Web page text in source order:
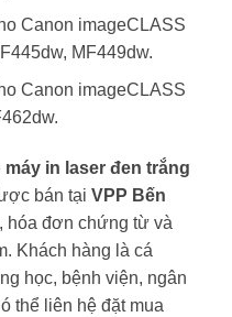
Canon imageCLASS
MF449dw.
Canon imageCLASS
in laser đen trắng
bán tại VPP Bến
hóa đơn chứng từ và
Khách hàng là cá
học, bệnh viện, ngân
thể liên hệ đặt mua